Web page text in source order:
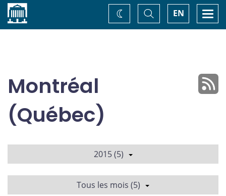
Accueil EN
Basculer
la
recherche
Changez
de
Montréal
(Québec)
2015 (5)
Tous les mois (5)